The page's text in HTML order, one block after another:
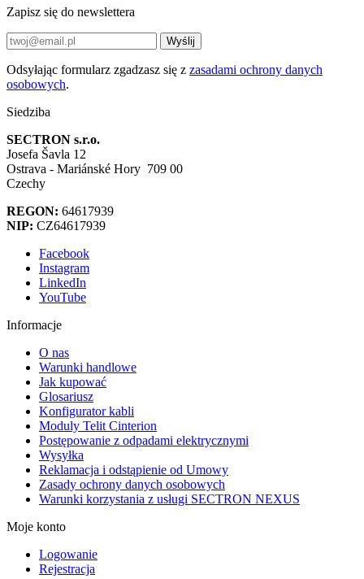
Zapisz się do newslettera
Wyślij
Odsyłając formularz zgadzasz się z zasadami ochrony danych
osobowych.
Siedziba
SECTRON s.r.o.
Josefa Šavla 12
Ostrava - Mariánské Hory 709 00
Czechy
REGON: 64617939
NIP: CZ64617939
Facebook
Instagram
LinkedIn
YouTube
Informacje
O nas
Warunki handlowe
Jak kupować
Glosariusz
Konfigurator kabli
Moduly Telit Cinterion
Postępowanie z odpadami elektrycznymi
Wysyłka
Reklamacja i odstąpienie od Umowy
Zasady ochrony danych osobowych
Warunki korzystania z usługi SECTRON NEXUS
Moje konto
Logowanie
Rejestracja